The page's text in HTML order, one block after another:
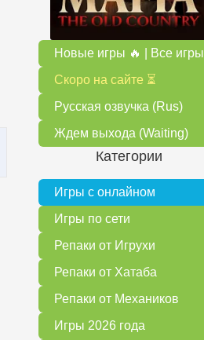
Новые игры 🔥 | Все игры
Скоро на сайте ⏳
Русская озвучка (Rus)
Ждем выхода (Waiting)
Категории
Игры с онлайном
Игры по сети
Репаки от Игрухи
Репаки от Хатаба
Репаки от Механиков
Игры 2026 года